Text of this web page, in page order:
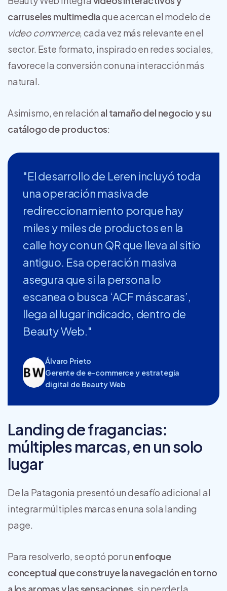
carruseles multimediaque acercan el modelo de
video commerce, cada vez más relevante en el
sector. Este formato, inspirado en redes sociales,
favorece la conversión con una interacción más
natural.
Asimismo, en relación al tamaño del negocio y su
catálogo de productos:
"El desarrollo de Leren incluyó toda
una operación masiva de
redireccionamiento porque hay
miles y miles de productos en la
calle hoy con un QR que lleva al sitio
antiguo. Esa operación masiva
asegura que si la persona lo
escanea o busca ‘ACF máscaras’,
llega al lugar indicado, dentro de
Beauty Web."
Álvaro Prieto
Gerente de e-commerce y estrategia
digital de Beauty Web
Landing de fragancias:
múltiples marcas, en un solo
lugar
De la Patagonia presentó un desafío adicional al
integrar múltiples marcas en una sola landing
page.
Para resolverlo, se optó por unenfoque
conceptual que construye la navegación en torno
a los aromas y las sensaciones , sin perder la